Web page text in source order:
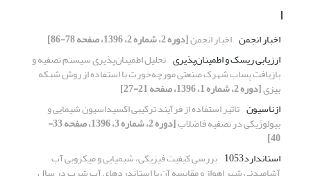
ا
اخبار انجمن اخبار انجمن[دوره 2، شماره 2، 1396، صفحه 78-86]
ارزیابی ریسک و اطمینان‌پذیری تحلیل اطمینان‌پذیری سیستم تصفیه و
بازیافت پساب شهرک صنعتی مورچه‌خورت با استفاده از روش شبکه
بیزی[دوره 2، شماره 1، 1396، صفحه 21-27]
ازناسیون تاثیر استفاده از فرآیند ترکیبی اکسیداسیون شیمایی و
بیولوژیکی در تصفیه فاضلاب [دوره 2، شماره 3، 1396، صفحه 33-
40]
استاندارد1053
بررسی کیفیت فیزیکی، شیمیایی و میکروبی آب